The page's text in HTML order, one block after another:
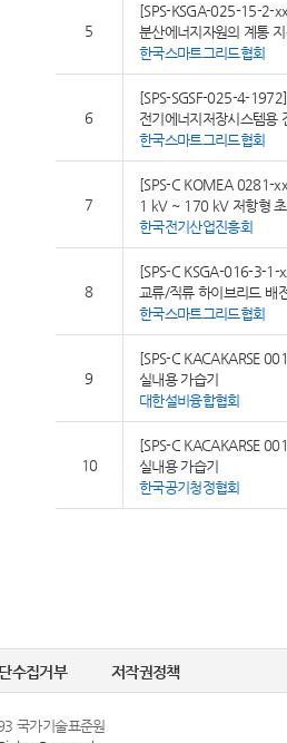
5
[SPS-KSGA-025-15-2-
분산에너지자원의 계통
한국스마트그리드협회
6
[SPS-SGSF-025-4-1972]
전기에너지저장시스템용
한국스마트그리드협회
7
[SPS-C KOMEA 0281-
1 kV ~ 170 kV 저항형
한국전기산업진흥회
8
[SPS-C KSGA-016-3-1-
교류/직류 하이브리드 배
한국스마트그리드협회
9
[SPS-C KACAKARSE
실내용 가습기
대한설비융합협회
10
[SPS-C KACAKARSE
실내용 가습기
한국공기청정협회
수집거부 저작권정책
국가기술표준원